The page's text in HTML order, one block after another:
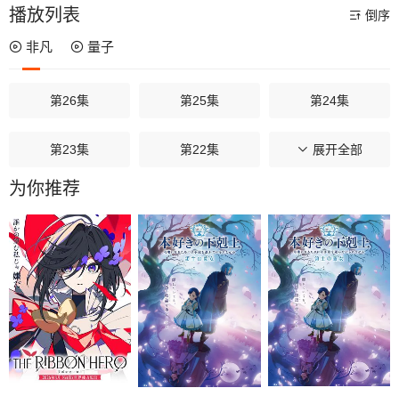
播放列表 倒序
非凡 量子
第26集 第25集 第24集
第23集 第22集 第21集
第20集
第17集 第16集 第15集
第14集 第13集 第12集
第11集 第10集 第09集
展开全部
为你推荐